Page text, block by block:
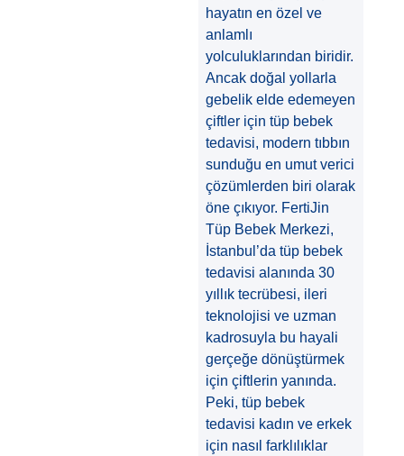
hayatın en özel ve
anlamlı
yolculuklarından biridir.
Ancak doğal yollarla
gebelik elde edemeyen
çiftler için tüp bebek
tedavisi, modern tıbbın
sunduğu en umut verici
çözümlerden biri olarak
öne çıkıyor. FertiJin
Tüp Bebek Merkezi,
İstanbul’da tüp bebek
tedavisi alanında 30
yıllık tecrübesi, ileri
teknolojisi ve uzman
kadrosuyla bu hayali
gerçeğe dönüştürmek
için çiftlerin yanında.
Peki, tüp bebek
tedavisi kadın ve erkek
için nasıl farklılıklar